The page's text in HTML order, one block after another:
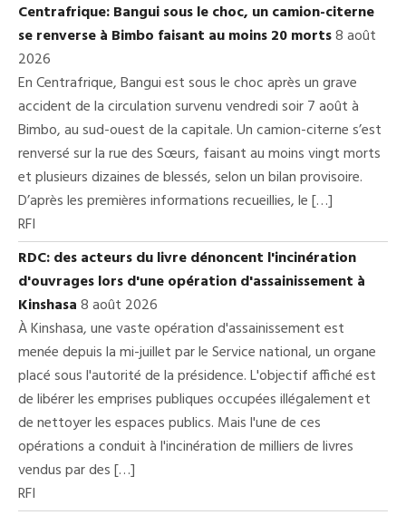
Centrafrique: Bangui sous le choc, un camion-citerne
se renverse à Bimbo faisant au moins 20 morts8 août
2026
En Centrafrique, Bangui est sous le choc après un grave
accident de la circulation survenu vendredi soir 7 août à
Bimbo, au sud-ouest de la capitale. Un camion-citerne s’est
renversé sur la rue des Sœurs, faisant au moins vingt morts
et plusieurs dizaines de blessés, selon un bilan provisoire.
D’après les premières informations recueillies, le […]
RFI
RDC: des acteurs du livre dénoncent l'incinération
d'ouvrages lors d'une opération d'assainissement à
Kinshasa8 août 2026
À Kinshasa, une vaste opération d'assainissement est
menée depuis la mi-juillet par le Service national, un organe
placé sous l'autorité de la présidence. L'objectif affiché est
de libérer les emprises publiques occupées illégalement et
de nettoyer les espaces publics. Mais l'une de ces
opérations a conduit à l'incinération de milliers de livres
vendus par des […]
RFI